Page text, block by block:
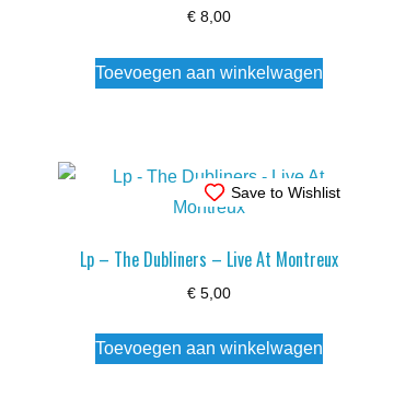
€ 8,00
Toevoegen aan winkelwagen
Save to Wishlist
Lp – The Dubliners – Live At Montreux
€ 5,00
Toevoegen aan winkelwagen